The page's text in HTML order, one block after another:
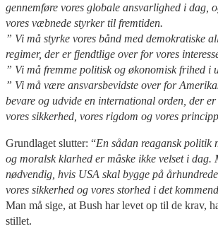
gennemføre vores globale ansvarlighed i dag,
vores væbnede styrker til fremtiden.
” Vi må styrke vores bånd med demokratiske
regimer, der er fjendtlige over for vores
” Vi må fremme politisk og økonomisk frihed i
” Vi må være ansvarsbevidste over for
bevare og udvide en international orden, der
vores sikkerhed, vores rigdom og vores
Grundlaget slutter: “En sådan reagansk politik
og moralsk klarhed er måske ikke velset i dag.
nødvendig, hvis USA skal bygge på
vores sikkerhed og vores storhed i det
Man må sige, at Bush har levet op til de krav,
stillet.